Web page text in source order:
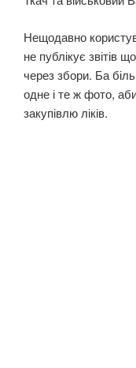
Нещодавно
не публікує звітів
через збори. Ба
одне і те ж фото,
закупівлю ліків.